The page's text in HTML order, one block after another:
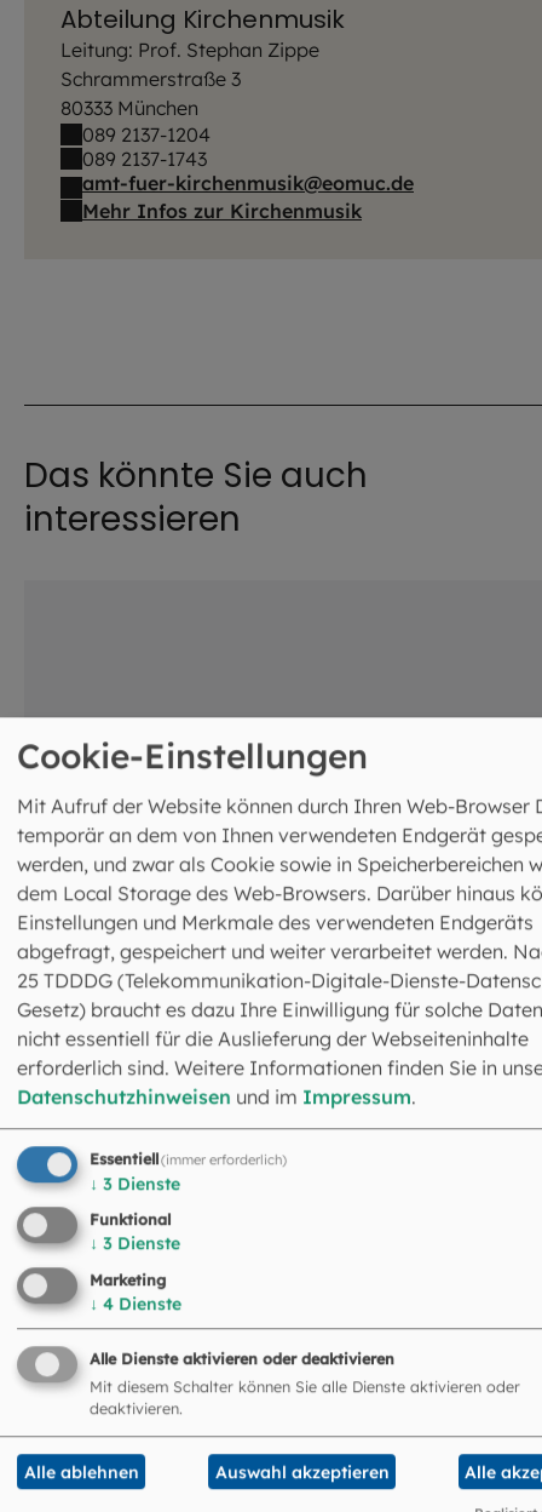
Abteilung Kirchenmusik
Leitung: Prof. Stephan Zippe
Schrammerstraße 3
80333 München
089 2137-1204
089 2137-1743
amt-fuer-kirchenmusik@eomuc.de
Mehr Infos zur Kirchenmusik
Das könnte Sie auch
interessieren
Online-Kantorale für die Wochentage
Hier finden Sie Gestaltungshilfen für die Messfeier an den
Wochentagen durch das Kirchenjahr.
Cookie-Einstellungen
Mit Aufruf der Website können durch Ihren Web-Browser
temporär an dem von Ihnen verwendeten Endgerät
werden, und zwar als Cookie sowie in Speicherbereichen
dem Local Storage des Web-Browsers. Darüber hinaus
Einstellungen und Merkmale des verwendeten Endgeräts
abgefragt, gespeichert und weiter verarbeitet werden.
25 TDDDG (Telekommunikation-Digitale-Dienste-
Gesetz) braucht es dazu Ihre Einwilligung für solche
nicht essentiell für die Auslieferung der Webseiteninhalte
erforderlich sind. Weitere Informationen finden Sie in
Datenschutzhinweisen und im Impressum.
Essentiell(immer erforderlich)
↓ 3 Dienste
Funktional
↓ 3 Dienste
Marketing
↓ 4 Dienste
Alle Dienste aktivieren oder deaktivieren
Mit diesem Schalter können Sie alle Dienste aktivieren oder
deaktivieren.
Alle ablehnen Auswahl akzeptieren Alle